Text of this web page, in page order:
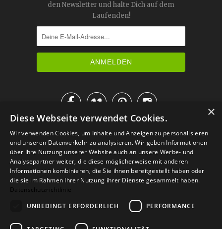
den Newsletter und halte Dich auf dem
Laufenden!

IM KATALOG BLÄTTERN
×
Diese Webseite verwendet Cookies.
Wir verwenden Cookies, um Inhalte und Anzeigen zu personalisieren
und unseren Datenverkehr zu analysieren. Wir geben Informationen
über Ihre Nutzung unserer Website auch an unsere Werbe- und
Analysepartner weiter, die diese möglicherweise mit anderen
Informationen kombinieren, die Sie ihnen bereitgestellt haben oder
die sie im Rahmen Ihrer Nutzung ihrer Dienste gesammelt haben.
Datenschutzrichtlinie
UNBEDINGT ERFORDERLICH
PERFORMANCE